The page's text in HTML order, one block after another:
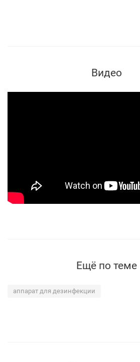
Видео
Ещё по теме
аппарат для дезинфекции